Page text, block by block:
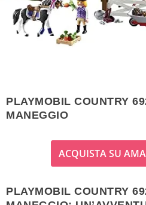
PLAYMOBIL COUNTRY
MANEGGIO
ACQUISTA SU
PLAYMOBIL COUNTRY